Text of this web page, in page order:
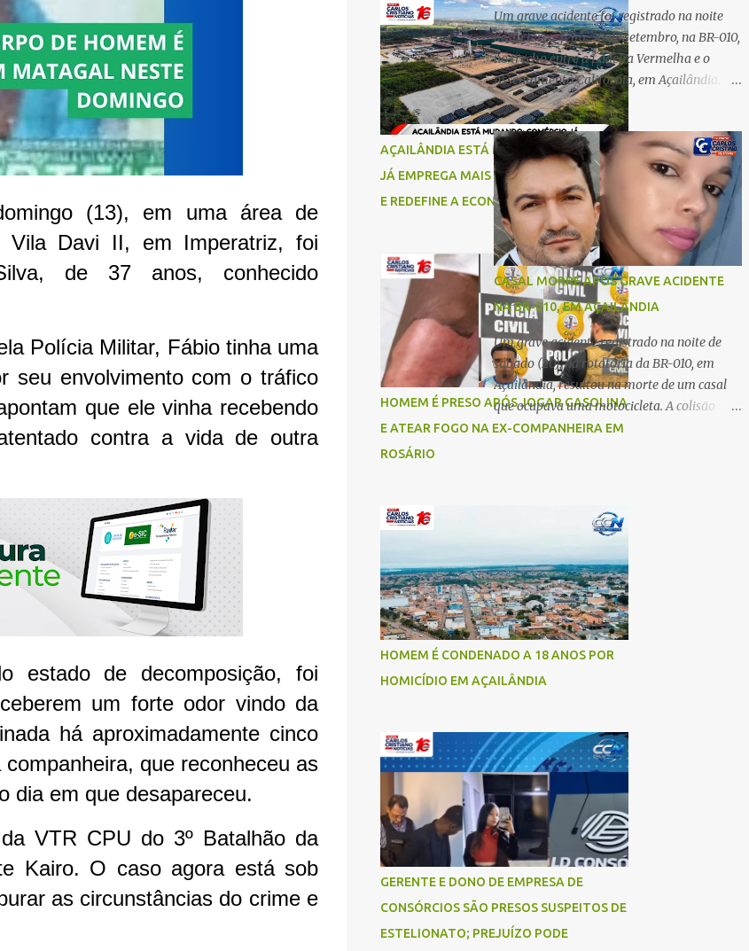
(13), em uma área de
Vila Davi II, em Imperatriz, foi
de 37 anos, conhecido
Polícia Militar, Fábio tinha uma
seu envolvimento com o tráfico
que ele vinha recebendo
contra a vida de outra
estado de decomposição, foi
um forte odor vindo da
há aproximadamente cinco
que reconheceu as
dia em que desapareceu.
VTR CPU do 3º Batalhão da
Kairo. O caso agora está sob
as circunstâncias do crime e
AÇAILÂNDIA ESTÁ MUDANDO: COMÉRCIO
JÁ EMPREGA MAIS DO QUE A INDÚSTRIA
E REDEFINE A ECONOMIA DO MUNICÍPIO
HOMEM É PRESO APÓS JOGAR GASOLINA
E ATEAR FOGO NA EX-COMPANHEIRA EM
ROSÁRIO
HOMEM É CONDENADO A 18 ANOS POR
HOMICÍDIO EM AÇAILÂNDIA
GERENTE E DONO DE EMPRESA DE
CONSÓRCIOS SÃO PRESOS SUSPEITOS DE
ESTELIONATO; PREJUÍZO PODE
aconteceu quando Karine retornava para
casa, por volta das 5h40 da manhã.
“Quando cheguei, ele estava escondido.
Assim que me viu, entrou no carro e
começou a me atacar com uma faca,
atingindo também o rapaz que estava
comigo”, relatou. Após a agressão, Karine
recebeu atendimento médico e passa bem,
estando fora de perigo. A jovem também
registrou boletim de ocorrência contra o ex-
companheiro. Mesm...
Um grave acidente foi registrado na noite
desta terça-feira, 30 de setembro, na BR-010,
no trecho entre a Ladeira Vermelha e o
Assentamento Califórnia, em Açailândia. De
acordo com informações apuradas, as
vítimas eram um casal residente em
Imperatriz. Eles haviam vindo até o bairro
Plano da Serra, em Açailândia, para visitar
familiares e estavam a caminho de casa
quando ocorreu a tragédia. O acidente
envolveu uma motocicleta e um caminhão
caçamba. Com o impacto da colisão, o casal
não resistiu aos ferimentos e veio a óbito
ainda no local. As vítimas foram
identificadas como Carmem Rejane e
Ronaldo de Jesus. Equipes de socorro foram
acionadas, mas nada puderam fazer além
de constatar os óbitos. A Polícia Rodoviária
Federal (PRF) esteve no local para controlar
o tráfego e coletar informações que devem
CASAL MORRE APÓS GRAVE ACIDENTE
NA BR-010, EM AÇAILÂNDIA
Um grave acidente registrado na noite de
sábado (20), na rotatória da BR-010, em
Açailândia, resultou na morte de um casal
que ocupava uma motocicleta. A colisão
envolveu uma moto e um carro. De acordo
A passageira da moto chegou a ser
socorrida com vida e encaminhada para
atendimento médico, mas infelizmente não
resistiu aos ferimentos e veio a óbito. Uma
das vítimas foi identificada como Gleiciane,
moradora do bairro Jacu. Até o momento, o
condutor da motocicleta foi identificado
como Julimar Lucena, iria fazer 37 anos no
próximo dia 28 de junho. De acordo com
Testemunhas relataram que, após a suposta
discussão, o condutor da motocicleta teria
invadido a contramão e colidido
frontalmente com um carro. As
circunstâncias do acidente deverão ser
apuradas pelas autoridades competentes. ...